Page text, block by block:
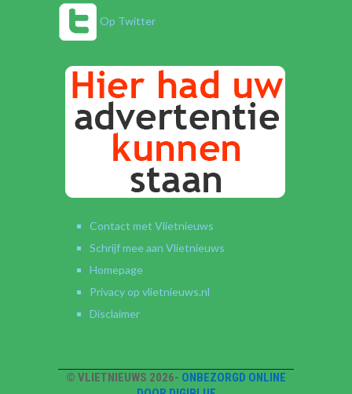
Op Twitter
Contact met Vlietnieuws
Schrijf mee aan Vlietnieuws
Homepage
Privacy op vlietnieuws.nl
Disclaimer
© VLIETNIEUWS 2026- ONBEZORGD ONLINE